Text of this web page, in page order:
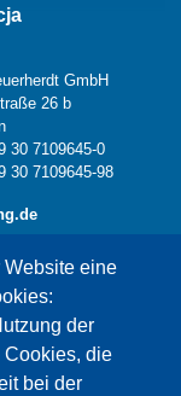
eine
der
Cookies, die
bei der
GmbH
26 b
30 7109645-0
30 7109645-98